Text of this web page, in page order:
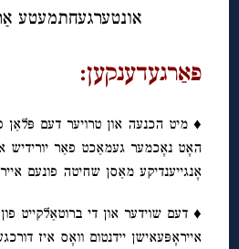
אונטערגעחתמעטע
פאַרגעדענקען:
♦ מיט הכנעה און טרויער דעם פּלאַן
האָט נאָכמער געמאַכט פאַר יורידיש
אָנגייענדיקע מאַסן שחיטה פונעם
♦ דעם שוידער און די ברוטאַלקייט
אייראָפּעאישן יידנטום וואָס איז